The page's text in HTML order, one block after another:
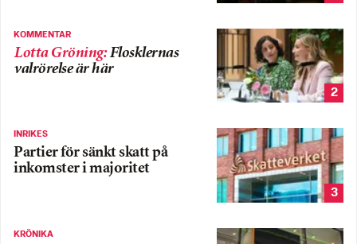
KOMMENTAR
Lotta Gröning:Flosklernas
valrörelse är här
2
INRIKES
Partier för sänkt skatt på
inkomster i majoritet
3
KRÖNIKA